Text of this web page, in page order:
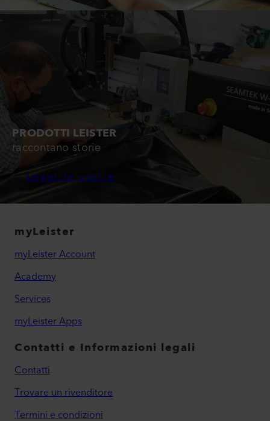
PRODOTTI LEISTER
raccontano storie
Leggi le storie
myLeister
myLeister Account
Academy
Services
myLeister Apps
Contatti e Informazioni legali
Contatti
Trovare un rivenditore
Termini e condizioni